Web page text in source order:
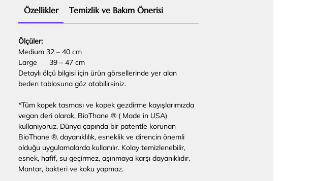
Özellikler Temizlik ve Bakım Önerisi
Ölçüler:
Medium 32 – 40 cm
Large 39 – 47 cm
Detaylı ölçü bilgisi için ürün görsellerinde yer alan
beden tablosuna göz atabilirsiniz.
*Tüm kopek tasması ve kopek gezdirme kayışlarımızda
vegan deri olarak, BioThane ® ( Made in USA)
kullanıyoruz. Dünya çapında bir patentle korunan
BioThane ®, dayanıklılık, esneklik ve direncin önemli
olduğu uygulamalarda kullanılır. Kolay temizlenebilir,
esnek, hafif, su geçirmez, aşınmaya karşı dayanıklıdır.
Mantar, bakteri ve koku yapmaz.